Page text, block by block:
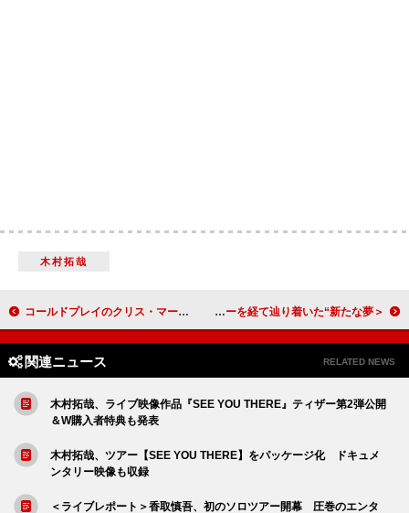
木村拓哉
コールドプレイのクリス・マーティン、ダコタ・ジョンソンと破局 ＜ライブレポート＞「あなたの人生がヒゲダンを強くさせていることを忘れないでほしい」Official髭男dismが初のスタジアムツアーを経て辿り着いた“新たな夢”
関連ニュース RELATED NEWS
木村拓哉、ライブ映像作品『SEE YOU THERE』ティザー第2弾公開
＆W購入者特典も発表
木村拓哉、ツアー【SEE YOU THERE】をパッケージ化 ドキュメ
ンタリー映像も収録
＜ライブレポート＞香取慎吾、初のソロツアー開幕 圧巻のエンタ